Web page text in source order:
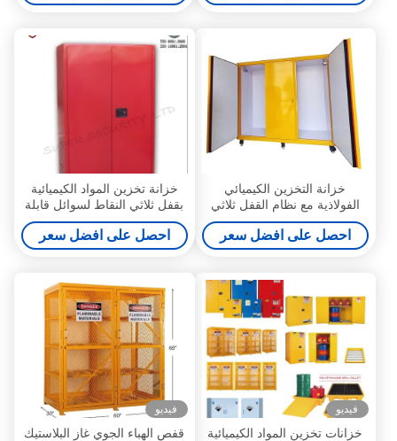
الخطرة
خزانة التخزين الكيميائي
الفولاذية مع نظام القفل ثلاثي
النقاط مقاومة للحريق والانفجار
لمعالجة الكيماويات الآمنة
احصل على افضل سعر
خزانة تخزين المواد الكيميائية
بقفل ثلاثي النقاط لسوائل قابلة
للاشتعال بوزن 100 رطل بحجم
109x46x123 سم
احصل على افضل سعر
فيديو
خزانات تخزين المواد الكيميائية
فيديو
قفص الهباء الجوي غاز البلاستيك